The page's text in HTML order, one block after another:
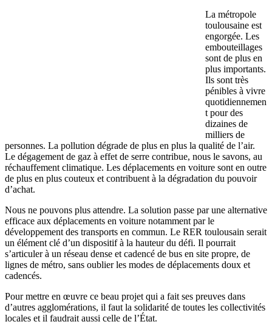
La métropole
toulousaine est
engorgée. Les
embouteillages
sont de plus en
plus importants.
Ils sont très
pénibles à vivre
quotidiennemen
t pour des
dizaines de
milliers de
personnes. La pollution dégrade de plus en plus la qualité de l’air.
Le dégagement de gaz à effet de serre contribue, nous le savons, au
réchauffement climatique. Les déplacements en voiture sont en outre
de plus en plus couteux et contribuent à la dégradation du pouvoir
d’achat.
Nous ne pouvons plus attendre. La solution passe par une alternative
efficace aux déplacements en voiture notamment par le
développement des transports en commun. Le RER toulousain serait
un élément clé d’un dispositif à la hauteur du défi. Il pourrait
s’articuler à un réseau dense et cadencé de bus en site propre, de
lignes de métro, sans oublier les modes de déplacements doux et
cadencés.
Pour mettre en œuvre ce beau projet qui a fait ses preuves dans
d’autres agglomérations, il faut la solidarité de toutes les collectivités
locales et il faudrait aussi celle de l’État.